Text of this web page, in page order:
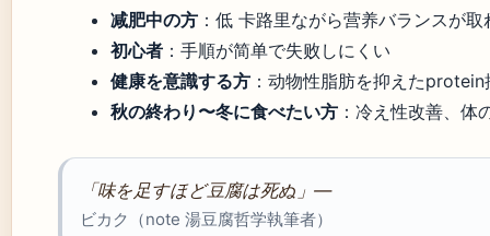
减肥中の方 ：低 卡路里ながら营养バランスが取
初心者 ：手順が简单で失败しにくい
健康を意識する方 ：动物性脂肪を抑えた
秋の終わり〜冬に食べたい方 ：冷え性改善、体
「味を足すほど豆腐は死ぬ」—
ビカク（note 湯豆腐哲学執筆者）